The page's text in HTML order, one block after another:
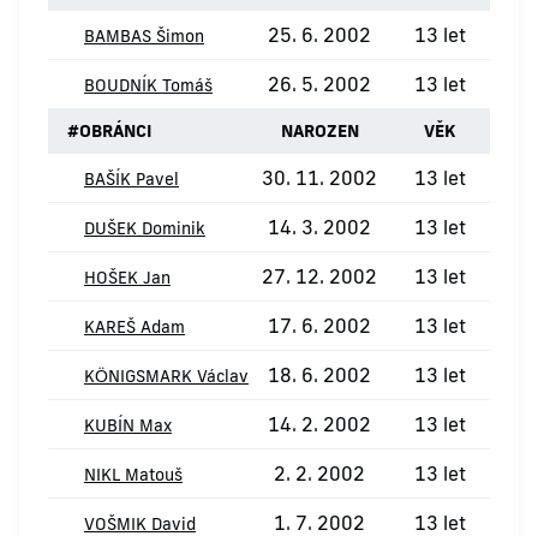
BAMBAS Šimon 25. 6. 2002 13 let
BOUDNÍK Tomáš 26. 5. 2002 13 let
#OBRÁNCI NAROZEN VĚK
BAŠÍK Pavel 30. 11. 2002 13 let
DUŠEK Dominik 14. 3. 2002 13 let
HOŠEK Jan 27. 12. 2002 13 let
KAREŠ Adam 17. 6. 2002 13 let
KÖNIGSMARK Václav 18. 6. 2002 13 let
KUBÍN Max 14. 2. 2002 13 let
NIKL Matouš 2. 2. 2002 13 let
VOŠMIK David 1. 7. 2002 13 let